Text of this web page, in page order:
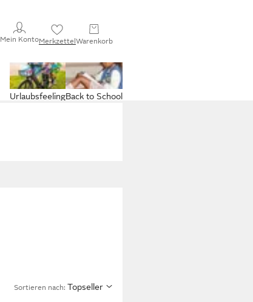
Mein KontoMerkzettelWarenkorb
Back to School
Urlaubsfeeling
Sortieren nach: Topseller